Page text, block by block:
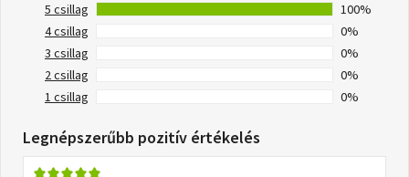
5 csillag
100%
4 csillag
0%
3 csillag
0%
2 csillag
0%
1 csillag
0%
Legnépszerűbb pozitív értékelés